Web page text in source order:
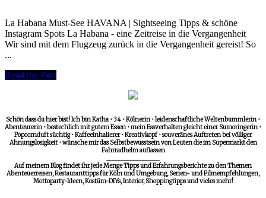
La Habana Must-See HAVANA | Sightseeing Tipps & schöne
Instagram Spots La Habana - eine Zeitreise in die Vergangenheit
Wir sind mit dem Flugzeug zurück in die Vergangenheit gereist! So
...
Read the Post
Schön dass du hier bist! Ich bin Katha • 34 • Kölnerin • leidenschaftliche Weltenbummlerin •
Abenteurerin • bestechlich mit gutem Essen • mein Essverhalten gleicht einer Sumoringerin •
Popcornduft süchtig • Kaffeeinhalierer • Kreativkopf • souveränes Auftreten bei völliger
Ahnungslosigkeit • wünsche mir das Selbstbewusstsein von Leuten die im Supermarkt den
Fahrradhelm auflassen
__________________
Auf meinem Blog findet ihr jede Menge Tipps und Erfahrungsberichte zu den Themen
Abenteuerreisen, Restauranttipps für Köln und Umgebung, Serien- und Filmempfehlungen,
Mottoparty-Ideen, Kostüm-DIYs, Interior, Shoppingtipps und vieles mehr!